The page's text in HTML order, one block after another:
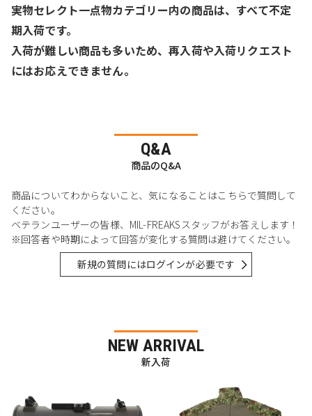
実物セレクト一点物カテゴリー内の商品は、すべて不定
期入荷です。
入荷が難しい商品も多いため、再入荷や入荷リクエスト
にはお応えできません。
Q&A
商品のQ&A
商品についてわからないこと、気になることはこちらで質問して
ください。
ベテランユーザーの皆様、MIL-FREAKSスタッフがお答えします！
※回答者や時期によって回答が変化する質問は避けてください。
新規の質問にはログインが必要です
NEW ARRIVAL
新入荷